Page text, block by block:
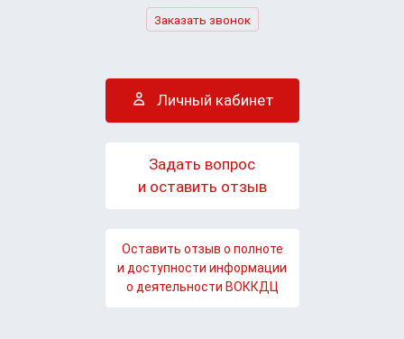
Заказать звонок
Личный кабинет
Задать вопрос
и оставить отзыв
Оставить отзыв о полноте
и доступности информации
о деятельности ВОККДЦ